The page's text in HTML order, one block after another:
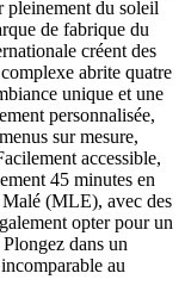
pleinement du soleil
de fabrique du
créent des
abrite quatre
unique et une
personnalisée,
sur mesure,
accessible,
45 minutes en
(MLE), avec des
opter pour un
dans un
au